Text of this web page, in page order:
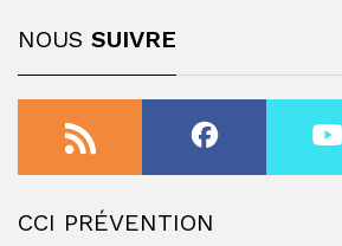
NOUS SUIVRE
CCI PRÉVENTION